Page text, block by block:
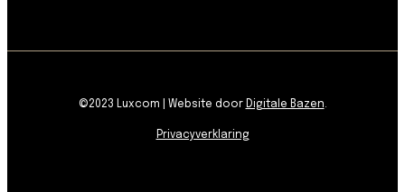
©2023 Luxcom | Website door Digitale Bazen.
Privacyverklaring